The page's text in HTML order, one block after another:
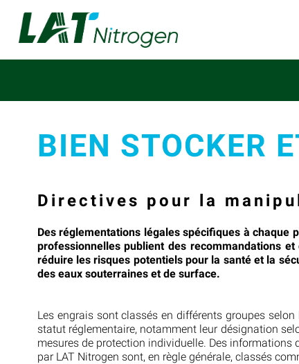
BIEN STOCKER
Directives pour la
Des réglementations légales spécifiques à chaque
professionnelles publient des recommandations
réduire les risques potentiels pour la santé et la
des eaux souterraines et de surface.
Les engrais sont classés en différents groupes
statut réglementaire, notamment leur désignation
mesures de protection individuelle. Des
par LAT Nitrogen sont, en règle générale, classés